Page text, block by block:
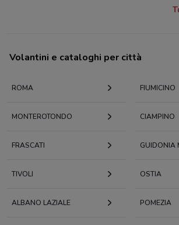
Volantini e cataloghi per città
ROMA FIUMICINO
MONTEROTONDO CIAMPINO
FRASCATI GUIDONIA
TIVOLI OSTIA
ALBANO LAZIALE POMEZIA